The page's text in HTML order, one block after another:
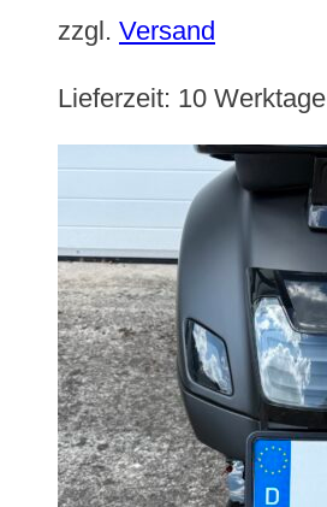
zzgl. Versand
Lieferzeit: 10 Werktage